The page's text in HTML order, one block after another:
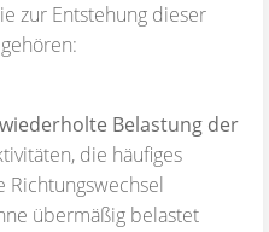
zur Entstehung dieser
Belastung der
die häufiges
Richtungswechsel
übermäßig belastet